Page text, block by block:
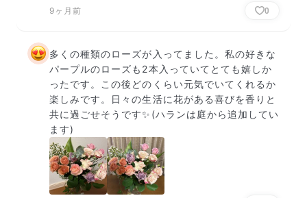
9ヶ月前 0
多くの種類のローズが入ってました。私の好きな
パープルのローズも2本入っていてとても嬉しか
ったです。この後どのくらい元気でいてくれるか
楽しみです。日々の生活に花がある喜びを香りと
共に過ごせそうです✨(ハランは庭から追加してい
ます)